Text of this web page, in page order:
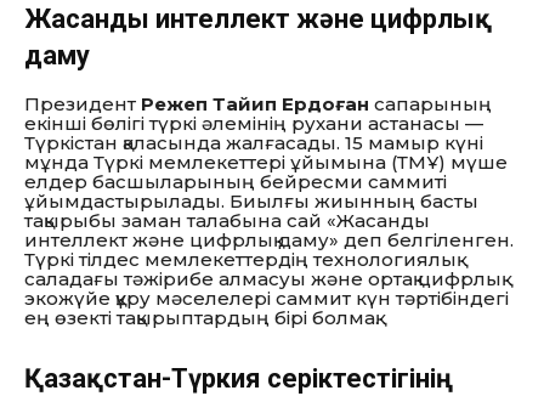
Жасанды интеллект және цифрлық
даму
Президент Режеп Тайип Ердоған сапарының
екінші бөлігі түркі әлемінің рухани астанасы —
Түркістан қаласында жалғасады. 15 мамыр күні
мұнда Түркі мемлекеттері ұйымына (ТМҰ) мүше
елдер басшыларының бейресми саммиті
ұйымдастырылады. Биылғы жиынның басты
тақырыбы заман талабына сай «Жасанды
интеллект және цифрлық даму» деп белгіленген.
Түркі тілдес мемлекеттердің технологиялық
саладағы тәжірибе алмасуы және ортақ цифрлық
экожүйе құру мәселелері саммит күн тәртібіндегі
ең өзекті тақырыптардың бірі болмақ.
Қазақстан-Түркия серіктестігінің